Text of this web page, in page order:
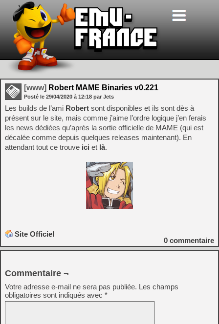
[www] Robert MAME Binaries v0.221
Posté le 29/04/2020 à 12:18 par Jets
Les builds de l’ami Robert sont disponibles et ils sont dès à
présent sur le site, mais comme j’aime l’ordre logique j’en ferais
les news dédiées qu’après la sortie officielle de MAME (qui est
décalée comme depuis quelques releases maintenant). En
attendant tout ce trouve ici et là.
Site Officiel
0 commentaire
Commentaire ¬
Votre adresse e-mail ne sera pas publiée. Les champs
obligatoires sont indiqués avec *